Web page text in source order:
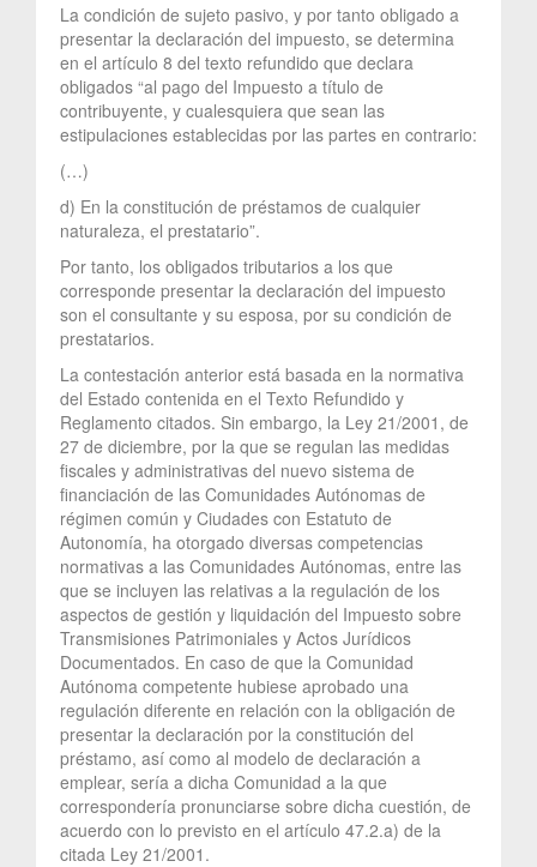
La condición de sujeto pasivo, y por tanto obligado a
presentar la declaración del impuesto, se determina
en el artículo 8 del texto refundido que declara
obligados “al pago del Impuesto a título de
contribuyente, y cualesquiera que sean las
estipulaciones establecidas por las partes en contrario:
(…)
d) En la constitución de préstamos de cualquier
naturaleza, el prestatario”.
Por tanto, los obligados tributarios a los que
corresponde presentar la declaración del impuesto
son el consultante y su esposa, por su condición de
prestatarios.
La contestación anterior está basada en la normativa
del Estado contenida en el Texto Refundido y
Reglamento citados. Sin embargo, la Ley 21/2001, de
27 de diciembre, por la que se regulan las medidas
fiscales y administrativas del nuevo sistema de
financiación de las Comunidades Autónomas de
régimen común y Ciudades con Estatuto de
Autonomía, ha otorgado diversas competencias
normativas a las Comunidades Autónomas, entre las
que se incluyen las relativas a la regulación de los
aspectos de gestión y liquidación del Impuesto sobre
Transmisiones Patrimoniales y Actos Jurídicos
Documentados. En caso de que la Comunidad
Autónoma competente hubiese aprobado una
regulación diferente en relación con la obligación de
presentar la declaración por la constitución del
préstamo, así como al modelo de declaración a
emplear, sería a dicha Comunidad a la que
correspondería pronunciarse sobre dicha cuestión, de
acuerdo con lo previsto en el artículo 47.2.a) de la
citada Ley 21/2001.